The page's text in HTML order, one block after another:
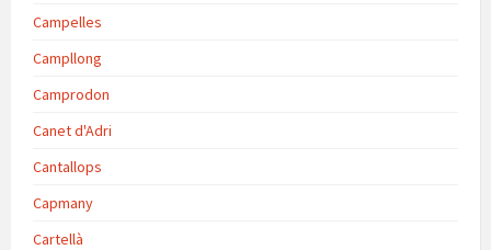
Campelles
Campllong
Camprodon
Canet d'Adri
Cantallops
Capmany
Cartellà